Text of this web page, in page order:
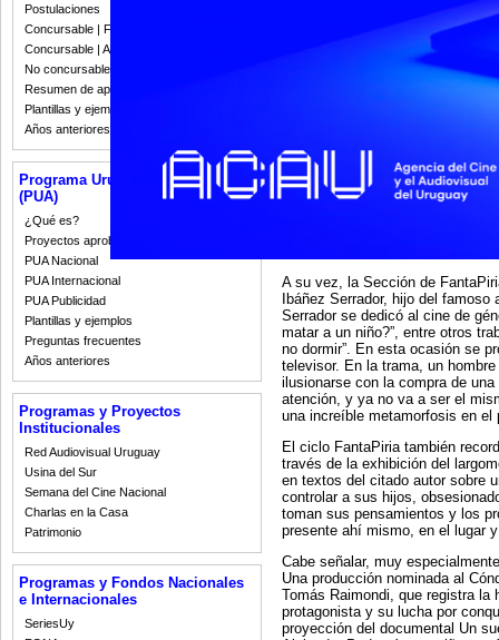
Postulaciones
Concursable | Fallos 2023
Concursable | Actas y Resoluciones
No concursable | Actas y Resoluciones
Resumen de apoyos 2008-2022
Plantillas y ejemplos
Años anteriores
Programa Uruguay Audiovisual
(PUA)
¿Qué es?
Proyectos aprobados
PUA Nacional
PUA Internacional
PUA Publicidad
Plantillas y ejemplos
Preguntas frecuentes
Años anteriores
Programas y Proyectos
Institucionales
Red Audiovisual Uruguay
Usina del Sur
Semana del Cine Nacional
Charlas en la Casa
Patrimonio
Programas y Fondos Nacionales
e Internacionales
SeriesUy
todo público. Dicha exhibición
completando una carga horaria
Fantapiria y la Competencia
que continuarán marcando la
convertido en legítimo
El Festival durante su edición
de la música electrónica con la
(Alemania/Francia) dirigido por
comienzos del Techno y la
A su vez, la Sección de
Ibáñez Serrador, hijo del famoso
Serrador se dedicó al cine de
matar a un niño?”, entre otros
no dormir”. En esta ocasión se
televisor. En la trama, un
ilusionarse con la compra de
atención, y ya no va a ser el
una increíble metamorfosis en el
El ciclo FantaPiria también
través de la exhibición del
en textos del citado autor sobre
controlar a sus hijos,
toman sus pensamientos y los
presente ahí mismo, en el lugar
Cabe señalar, muy
Una producción nominada al
Tomás Raimondi, que registra la
protagonista y su lucha por
proyección del documental Un